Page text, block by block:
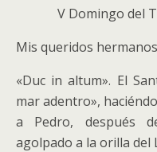
V Domingo del
Mis queridos
«Duc in altum». El
mar adentro»,
a Pedro, después
agolpado a la orilla del